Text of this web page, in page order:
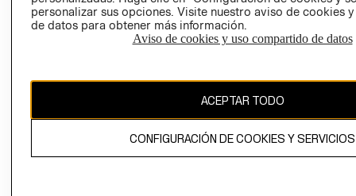
CAMBIAR REGIÓN
El contenido de esta página web está protegido por copyright y es
personalizar sus opciones. Visite nuestro aviso de cookies
de datos para obtener más información.
Aviso de cookies y uso compartido de datos
ACEPTAR TODO
CONFIGURACIÓN DE COOKIES Y SERVICIOS